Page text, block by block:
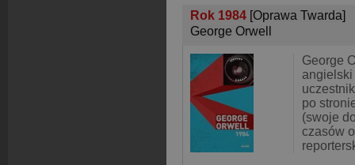
Rok 1984 [Oprawa Twarda]
George Orwell
George
po
(swoje
czasów